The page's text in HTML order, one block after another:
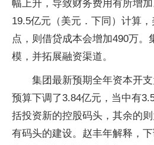
幅上升，导致财务费用有所增
19.5亿元（美元．下同）计算
点，则借贷成本会增加490万。
模，并拓展融资渠道。
集团最新预期全年资本开
预算下调了3.84亿元，当中有
括投资新的控股码头，其余的
有码头的建设。赵丰年解释，